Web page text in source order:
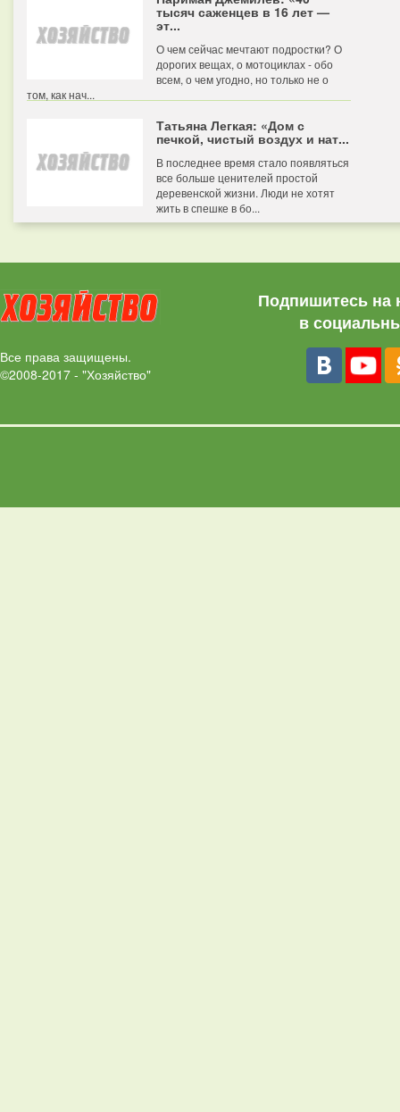
тысяч саженцев в 16 лет —
эт...
О чем сейчас мечтают подростки? О
дорогих вещах, о мотоциклах - обо
всем, о чем угодно, но только не о
том, как нач...
Татьяна Легкая: «Дом с
печкой, чистый воздух и нат...
В последнее время стало появляться
все больше ценителей простой
деревенской жизни. Люди не хотят
жить в спешке в бо...
Все права защищены.
©2008-2017 - "Хозяйство"
Подпишитесь на
в